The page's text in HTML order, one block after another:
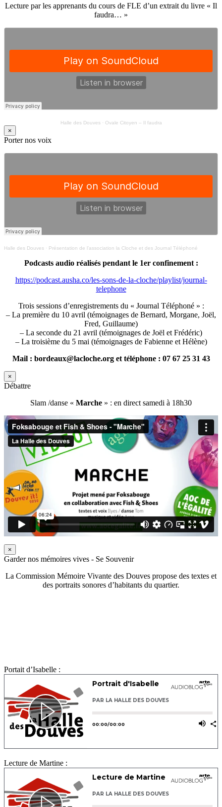
Lecture par les apprenants du cours de FLE d’un extrait du livre « Il
faudra… »
Halle des Douves· Ovale Citoyen – Il faudra
×
Porter nos voix
Halle des Douves · Présentation de l’association la Cloche et des Journal Téléphoné
Podcasts audio réalisés pendant le 1er confinement :
https://podcast.ausha.co/les-sons-de-la-cloche/playlist/journal-
telephone
Trois sessions d’enregistrements du « Journal Téléphoné » :
– La première du 10 avril (témoignages de Bernard, Morgane, Joël,
Fred, Guillaume)
– La seconde du 21 avril (témoignages de Joël et Frédéric)
– La troisième du 5 mai (témoignages de Fabienne et Hélène)
Mail : bordeaux@lacloche.org et téléphone : 07 67 25 31 43
×
Débattre
Slam /danse « Marche » : en direct samedi à 18h30
×
Garder nos mémoires vives - Se Souvenir
La Commission Mémoire Vivante des Douves propose des textes et
des portraits sonores d’habitants du quartier.
Portait d’Isabelle :
Lecture de Martine :